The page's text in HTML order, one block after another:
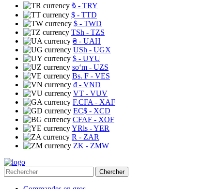
₺ - TRY
$ - TTD
$ - TWD
TSh - TZS
₴ - UAH
USh - UGX
$ - UYU
soʻm - UZS
Bs. F - VES
₫ - VND
VT - VUV
F.CFA - XAF
EC$ - XCD
CFAF - XOF
YRls - YER
R - ZAR
ZK - ZMW
Chercher